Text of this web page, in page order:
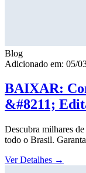
Blog
Adicionado em: 05/
BAIXAR:
&#8211;
Descubra milhares
todo o Brasil.
Ver Detalhes →